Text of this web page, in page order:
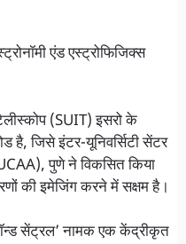
एंड एस्ट्रोफिजिक्स
(SUIT) इसरो के
है, जिसे इंटर-यूनिवर्सिटी सेंटर
पुणे ने विकसित किया
की इमेजिंग करने में सक्षम है।
सेंट्रल’ नामक एक केंद्रीकृत